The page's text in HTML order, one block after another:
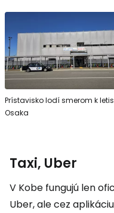
Prístavisko lodí smerom k
Osaka
Taxi, Uber
V Kobe fungujú len
Uber, ale cez